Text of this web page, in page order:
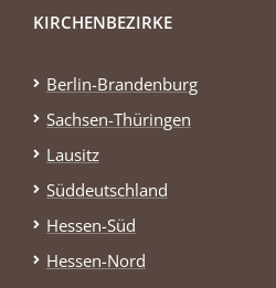
KIRCHENBEZIRKE
Berlin-Brandenburg
Sachsen-Thüringen
Lausitz
Süddeutschland
Hessen-Süd
Hessen-Nord